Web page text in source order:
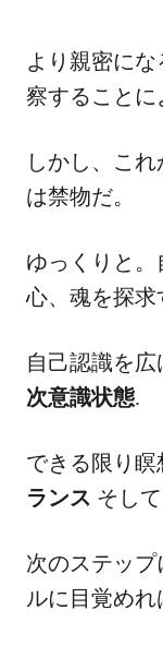
より親密にな
察することに
しかし、こ
は禁物だ。
ゆっくりと。
心、魂を探求
自己認識を広
次意識状態.
できる限り
ランス そし
次のステップ
ルに目覚めれ